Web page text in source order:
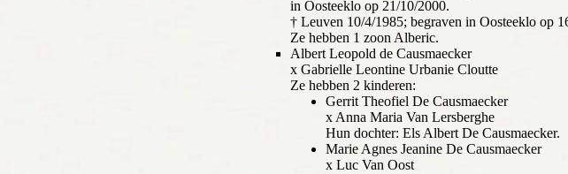
in Oosteeklo op 21/10/2000.
† Leuven 10/4/1985; begraven in Oosteeklo op
Ze hebben 1 zoon Alberic.
Albert Leopold de Causmaecker
x Gabrielle Leontine Urbanie Cloutte
Ze hebben 2 kinderen:
Gerrit Theofiel De Causmaecker
x Anna Maria Van Lersberghe
Hun dochter: Els Albert De Causmaecker.
Marie Agnes Jeanine De Causmaecker
x Luc Van Oost